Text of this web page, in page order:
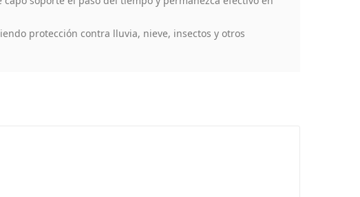
protección contra lluvia, nieve, insectos y otros